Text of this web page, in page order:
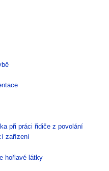
při práci řidiče z povolání
zařízení
hořlavé látky